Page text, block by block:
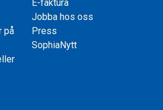
på
E-faktura
Jobba hos oss
Press
SophiaNytt